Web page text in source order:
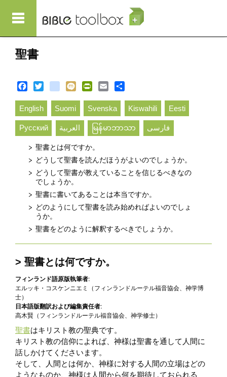
聖書
Facebook
Twitterblogger_post
Mixi PrintFriendly
Email
English Suomi Svenska Kiswahili Eesti
Русский العربية မြန်မာဘာသာ فارسی
聖書とは何ですか。
どうして聖書を読んだほうがよいのでしょうか。
どうして聖書が教えていることを信じるべきなの
でしょうか。
聖書に書いてあることは本当ですか。
どのようにして聖書を読み始めればよいのでしょ
うか。
聖書をどのように解釈するべきでしょうか。
聖書とは何ですか。
フィンランド語原版執筆者:
エルッキ・コスケンニエミ（フィンランドルーテル福音協会、神学博
士）
日本語版翻訳および編集責任者:
高木賢（フィンランドルーテル福音協会、神学修士）
聖書はキリスト教の聖典です。
キリスト教の信仰によれば、神様は聖書を通して人間に
話しかけてくださいます。
そして、人間とは何か、神様に対する人間の立場はどの
ようなものか、神様は人間から何を期待しておられる